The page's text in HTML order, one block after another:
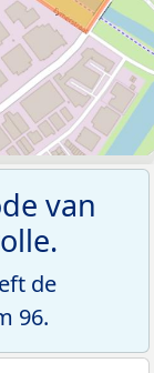
van
de
96.